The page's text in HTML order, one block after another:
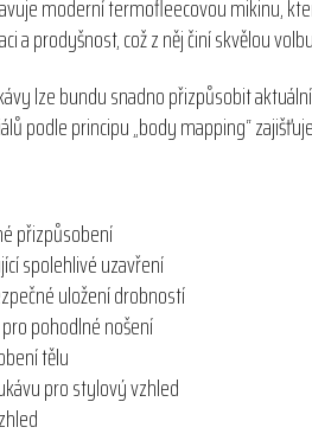
moderní termofleecovou
a prodyšnost, což z něj činí skvělou
lze bundu snadno přizpůsobit
podle principu „body mapping“
přizpůsobení
spolehlivé uzavření
uložení drobností
pohodlné nošení
tělu
pro stylový vzhled